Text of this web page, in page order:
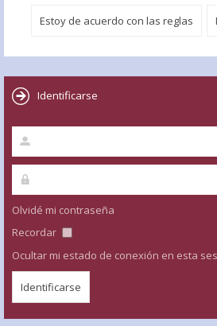
Identificarse
Olvidé mi contraseña
Recordar
Ocultar mi estado de conexión en esta